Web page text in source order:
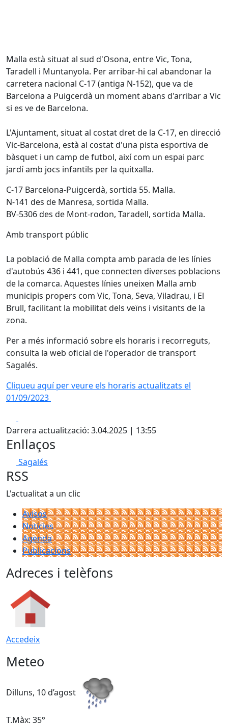
Malla està situat al sud d'Osona, entre Vic, Tona,
Taradell i Muntanyola. Per arribar-hi cal abandonar la
carretera nacional C-17 (antiga N-152), que va de
Barcelona a Puigcerdà un moment abans d'arribar a Vic
si es ve de Barcelona.
L'Ajuntament, situat al costat dret de la C-17, en direcció
Vic-Barcelona, està al costat d'una pista esportiva de
bàsquet i un camp de futbol, així com un espai parc
jardí amb jocs infantils per la quitxalla.
C-17 Barcelona-Puigcerdà, sortida 55. Malla.
N-141 des de Manresa, sortida Malla.
BV-5306 des de Mont-rodon, Taradell, sortida Malla.
Amb transport públic
La població de Malla compta amb parada de les línies
d'autobús 436 i 441, que connecten diverses poblacions
de la comarca. Aquestes línies uneixen Malla amb
municipis propers com Vic, Tona, Seva, Viladrau, i El
Brull, facilitant la mobilitat dels veïns i visitants de la
zona.
Per a més informació sobre els horaris i recorreguts,
consulta la web oficial de l'operador de transport
Sagalés.
Cliqueu aquí per veure els horaris actualitzats el
01/09/2023
Darrera actualització: 3.04.2025 | 13:55
Enllaços
Sagalés
RSS
L'actualitat a un clic
Avisos
Notícies
Agenda
Publicacions
Adreces i telèfons
Accedeix
Meteo
Dilluns, 10 d’agost
T.Màx: 35°